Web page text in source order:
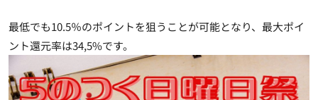
最低でも10.5％のポイントを狙うことが可能となり、最大ポイ
ント還元率は34,5%です。